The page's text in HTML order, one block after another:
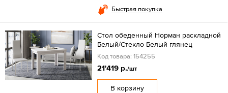
Быстрая покупка
Стол обеденный Норман раскладной
Белый/Стекло Белый глянец
Код товара: 154255
21'419 р./шт
В корзину